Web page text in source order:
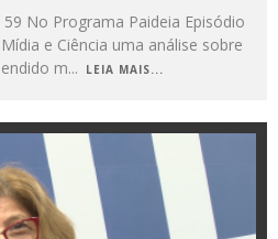
No Programa Paideia Episódio
e Ciência uma análise sobre
m... LEIA MAIS...